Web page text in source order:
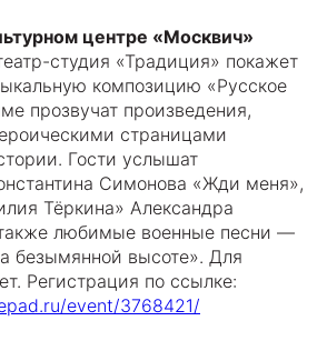
центре «Москвич»
студия «Традиция» покажет
композицию «Русское
прозвучат произведения,
страницами
Гости услышат
Симонова «Жди меня»,
Тёркина» Александра
любимые военные песни —
безымянной высоте». Для
Регистрация по ссылке:
event/3768421/